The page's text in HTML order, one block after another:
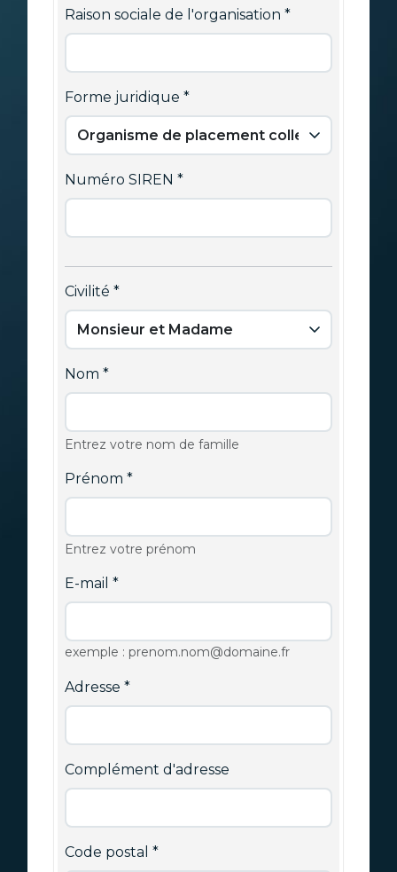
Raison sociale de l'organisation
Forme juridique
Numéro SIREN
Civilité
Nom
Entrez votre nom de famille
Prénom
Entrez votre prénom
E-mail
exemple : prenom.nom@domaine.fr
Adresse
Complément d'adresse
Code postal